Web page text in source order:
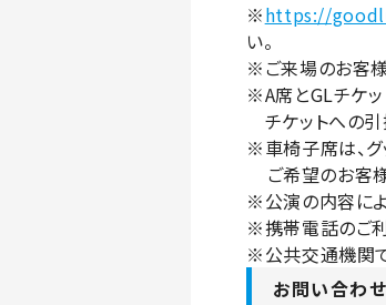
※https://
い
※ご来場のお
※A席とGLチ
チケットへ
※車椅子席は、
ご希望のお客
※公演の内容
※携帯電話
※公共交通
お問い合わせ